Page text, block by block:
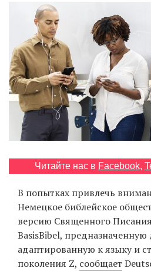
Читайте нас в Facebook,
В попытках привлечь
Немецкое библейское
версию Священного
BasisBibel,
адаптированную к языку и
поколения Z, сообщает